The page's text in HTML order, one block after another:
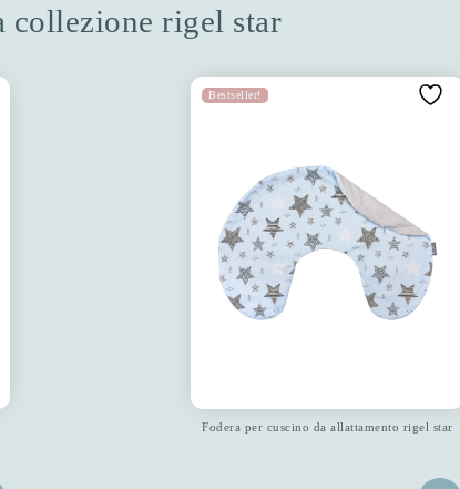
rigel star
Bestseller!
Fodera per cuscino da allattamento rigel star